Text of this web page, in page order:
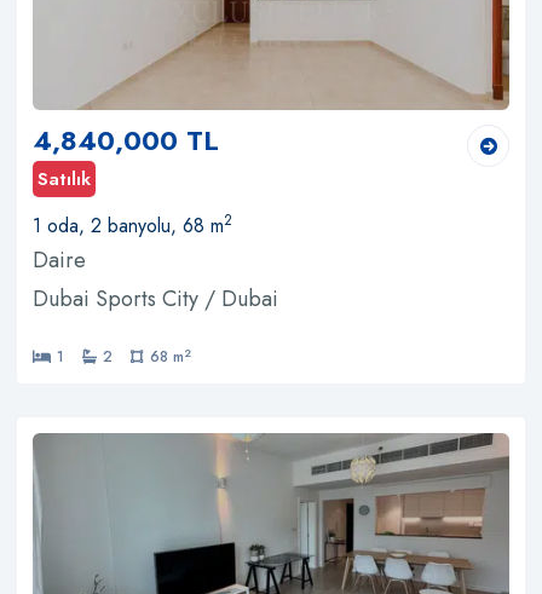
4,840,000 TL
Satılık
1 oda, 2 banyolu, 68 m2
Daire
Dubai Sports City / Dubai
1 2 68 m2